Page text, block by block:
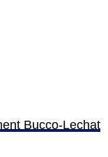
Bucco-Lechat